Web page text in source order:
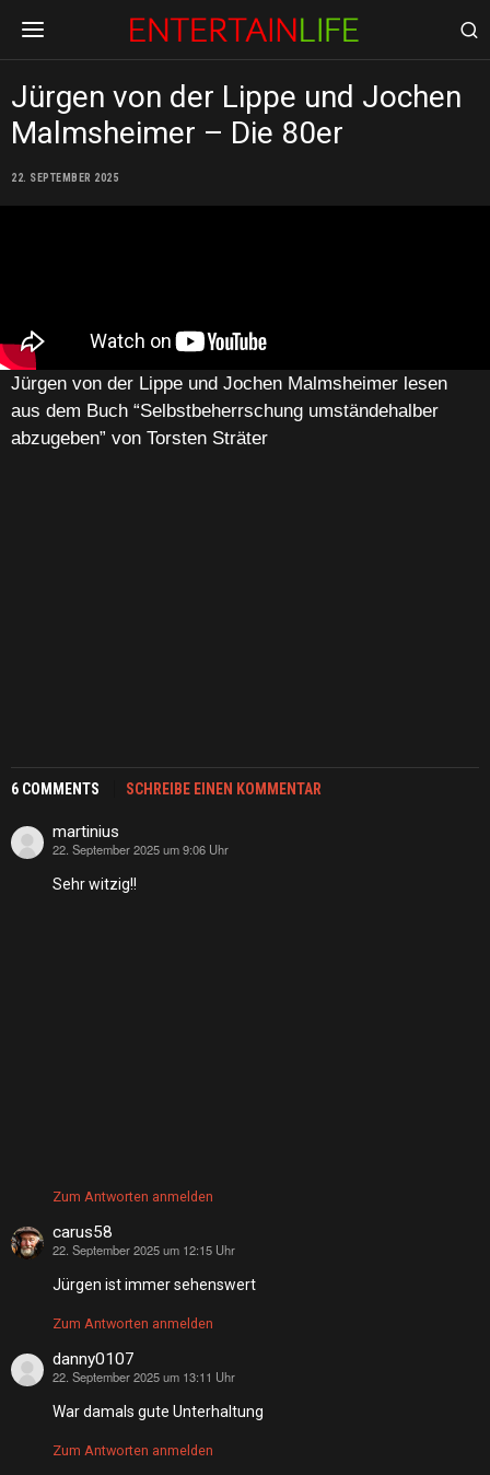
Jürgen von der Lippe und Jochen
Malmsheimer – Die 80er
22. SEPTEMBER 2025
Jürgen von der Lippe und Jochen Malmsheimer lesen
aus dem Buch “Selbstbeherrschung umständehalber
abzugeben” von Torsten Sträter
6 COMMENTS SCHREIBE EINEN KOMMENTAR
martinius
sagt:
22. September 2025 um 9:06 Uhr
Sehr witzig!!
Zum Antworten anmelden
carus58
sagt:
22. September 2025 um 12:15 Uhr
Jürgen ist immer sehenswert
Zum Antworten anmelden
danny0107
sagt:
22. September 2025 um 13:11 Uhr
War damals gute Unterhaltung
Zum Antworten anmelden